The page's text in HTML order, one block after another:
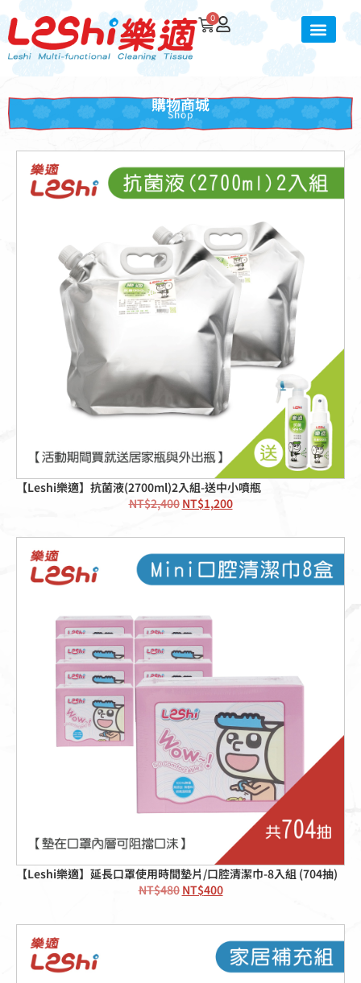
0
購物商城
Shop
【Leshi樂適】抗菌液(2700ml)2入組-送中小噴瓶
NT$2,400 NT$1,200
【Leshi樂適】延長口罩使用時間墊片/口腔清潔巾-8入組 (704抽)
NT$480 NT$400